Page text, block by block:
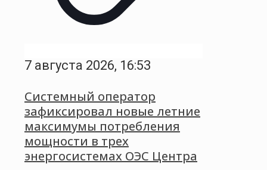
7 августа 2026, 16:53
Системный оператор
зафиксировал новые летние
максимумы потребления
мощности в трех
энергосистемах ОЭС Центра